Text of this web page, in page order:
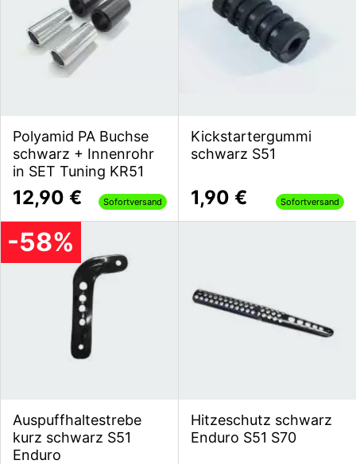
Polyamid PA Buchse
schwarz + Innenrohr
in SET Tuning KR51
12,90 € Sofortversand
Kickstartergummi
schwarz S51
1,90 € Sofortversand
Auspuffhaltestrebe
kurz schwarz S51
Enduro
-58%
Hitzeschutz schwarz
Enduro S51 S70